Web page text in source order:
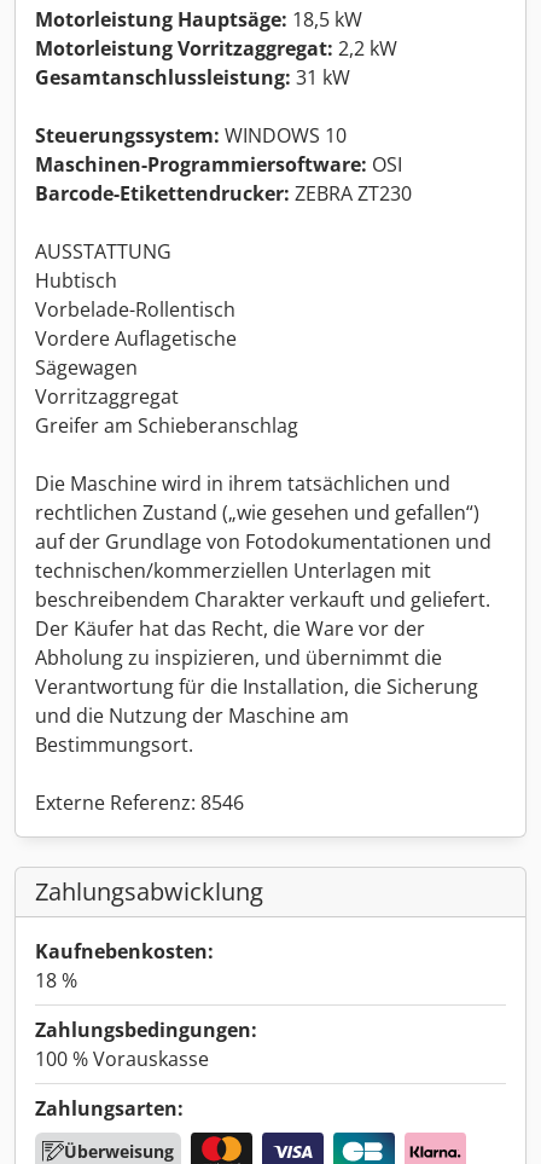
Motorleistung Hauptsäge: 18,5 kW
Motorleistung Vorritzaggregat: 2,2 kW
Gesamtanschlussleistung: 31 kW
Steuerungssystem: WINDOWS 10
Maschinen-Programmiersoftware: OSI
Barcode-Etikettendrucker: ZEBRA ZT230
AUSSTATTUNG
Hubtisch
Vorbelade-Rollentisch
Vordere Auflagetische
Sägewagen
Vorritzaggregat
Greifer am Schieberanschlag
Die Maschine wird in ihrem tatsächlichen und
rechtlichen Zustand („wie gesehen und gefallen“)
auf der Grundlage von Fotodokumentationen und
technischen/kommerziellen Unterlagen mit
beschreibendem Charakter verkauft und geliefert.
Der Käufer hat das Recht, die Ware vor der
Abholung zu inspizieren, und übernimmt die
Verantwortung für die Installation, die Sicherung
und die Nutzung der Maschine am
Bestimmungsort.
Externe Referenz: 8546
Zahlungsabwicklung
Kaufnebenkosten:
18 %
Zahlungsbedingungen:
100 % Vorauskasse
Zahlungsarten:
Überweisung